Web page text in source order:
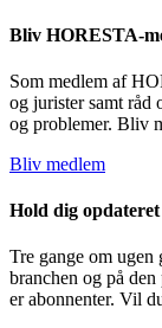
Bliv HORESTA-
Som medlem af
og jurister samt råd
og problemer. Bliv
Bliv medlem
Hold dig opdateret
Tre gange om
branchen og på
er abonnenter. Vil